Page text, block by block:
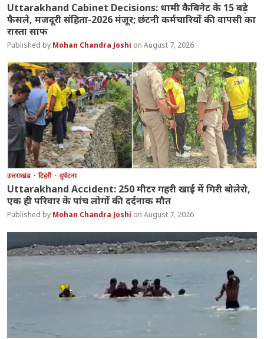
Uttarakhand Cabinet Decisions: धामी कैबिनेट के 15 बड़े
फैसले, मजदूरी संहिता-2026 मंजूर; छंटनी कर्मचारियों की वापसी का
रास्ता साफ
Mohan Chandra Joshi August 7, 2026
उत्तराखंड टिहरी दुर्घटना
Uttarakhand Accident: 250 मीटर गहरी खाई में गिरी बोलेरो,
एक ही परिवार के पांच लोगों की दर्दनाक मौत
Mohan Chandra Joshi August 7, 2026